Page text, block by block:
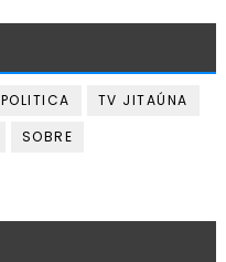
POLITICA
TV JITAÚNA
SOBRE